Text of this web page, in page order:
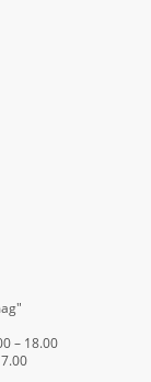
– 18.00